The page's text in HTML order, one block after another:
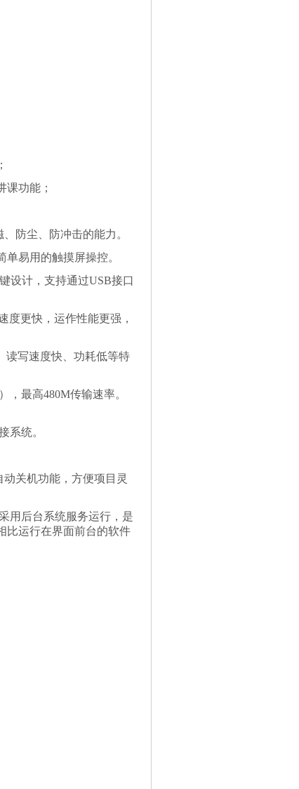
功能；
防尘、防冲击的能力。
易用的触摸屏操控。
设计，支持通过USB接口
度更快，运作性能更强，
读写速度快、功耗低等特
，最高480M传输速率。
系统。
关机功能，方便项目灵
用后台系统服务运行，是
比运行在界面前台的软件